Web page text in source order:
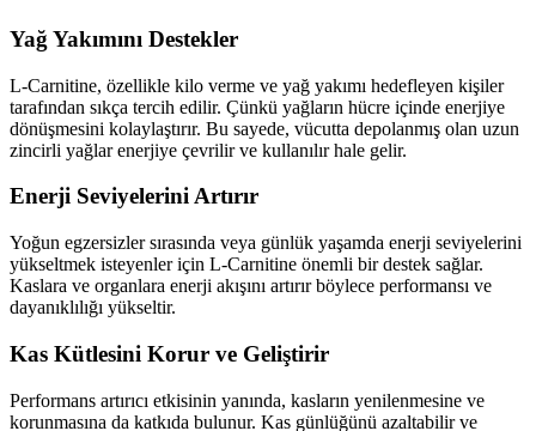
Yağ Yakımını Destekler
L-Carnitine, özellikle kilo verme ve yağ yakımı hedefleyen kişiler
tarafından sıkça tercih edilir. Çünkü yağların hücre içinde enerjiye
dönüşmesini kolaylaştırır. Bu sayede, vücutta depolanmış olan uzun
zincirli yağlar enerjiye çevrilir ve kullanılır hale gelir.
Enerji Seviyelerini Artırır
Yoğun egzersizler sırasında veya günlük yaşamda enerji seviyelerini
yükseltmek isteyenler için L-Carnitine önemli bir destek sağlar.
Kaslara ve organlara enerji akışını artırır böylece performansı ve
dayanıklılığı yükseltir.
Kas Kütlesini Korur ve Geliştirir
Performans artırıcı etkisinin yanında, kasların yenilenmesine ve
korunmasına da katkıda bulunur. Kas günlüğünü azaltabilir ve